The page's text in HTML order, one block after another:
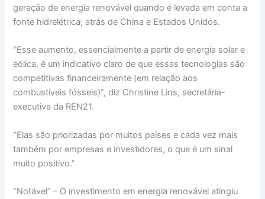
geração de energia renovável quando é levada em conta a
fonte hidrelétrica, atrás de China e Estados Unidos.
“Esse aumento, essencialmente a partir de energia solar e
eólica, é um indicativo claro de que essas tecnologias são
competitivas financeiramente (em relação aos
combustíveis fósseis)”, diz Christine Lins, secretária-
executiva da REN21.
“Elas são priorizadas por muitos países e cada vez mais
também por empresas e investidores, o que é um sinal
muito positivo.”
“Notável” – O investimento em energia renovável atingiu